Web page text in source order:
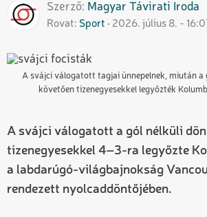
Szerző Magyar Távirati Iroda
Rovat Sport 2026. július 8. -
A svájci válogatott tagjai ünnepelnek, miután a
követően tizenegyesekkel legyőzték
A svájci válogatott a gól nélküli
tizenegyesekkel 4–3-ra legyőzte
a labdarúgó-világbajnokság
rendezett nyolcaddöntőjében.